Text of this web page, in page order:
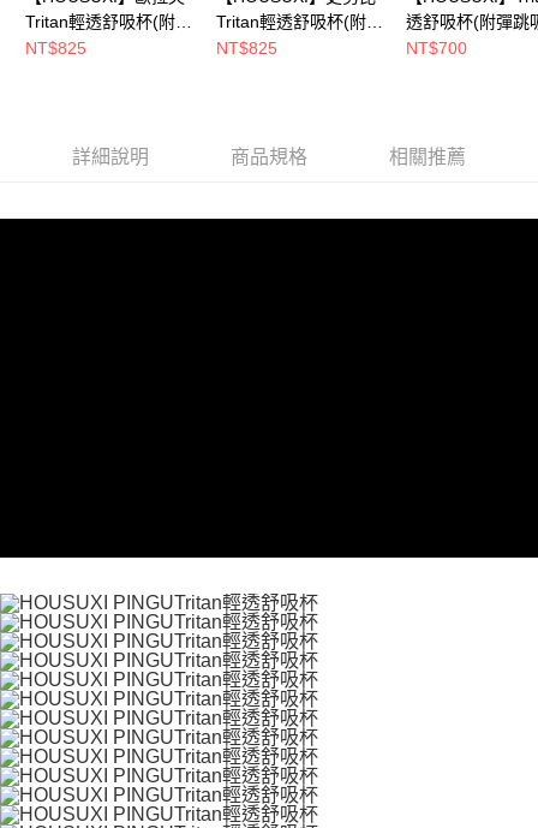
Tritan輕透舒吸杯(附彈
跳吸管)760ml【5周年
NT$825
Tritan輕透舒吸杯(附彈
跳吸管)760ml【5周年
NT$825
透舒吸杯(附彈跳
管)760ml-淺粉紅
NT$700
詳細說明 商品規格 相關推薦